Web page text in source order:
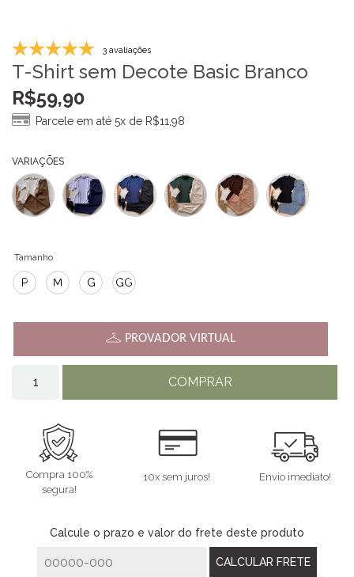
3 avaliações
T-Shirt sem Decote Basic Branco
R$59,90
Parcele em até 5x de R$11,98
VARIAÇÕES
Tamanho
P M G GG
PROVADOR VIRTUAL
COMPRAR
Compra 100%
segura!
10x sem juros! Envio imediato!
Calcule o prazo e valor do frete deste produto